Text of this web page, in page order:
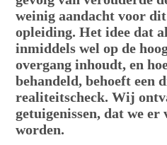
weinig aandacht voor
opleiding. Het idee dat
inmiddels wel op de
overgang inhoudt, en
behandeld, behoeft een
realiteitscheck. Wij
getuigenissen, dat we
worden.